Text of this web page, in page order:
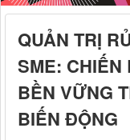
QUẢN TRỊ
SME: CHIẾN
BỀN VỮNG
BIẾN ĐỘNG